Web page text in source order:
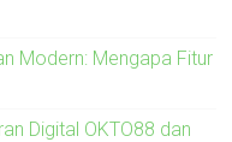
Modern: Mengapa Fitur
Digital OKTO88 dan